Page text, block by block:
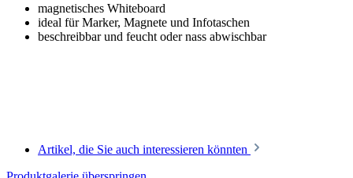
magnetisches Whiteboard
ideal für Marker, Magnete und Infotaschen
beschreibbar und feucht oder nass abwischbar
Artikel, die Sie auch interessieren könnten